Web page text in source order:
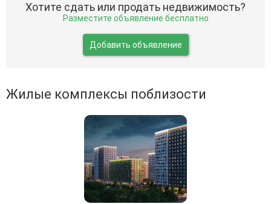
Хотите сдать или продать недвижимость?
Разместите объявление бесплатно
Добавить объявление
Жилые комплексы поблизости